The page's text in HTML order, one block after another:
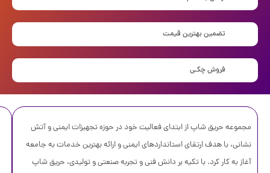
تضمین بهترین قیمت
فروش چکـی
مجموعه حریق شاپ از ابتدای فعالیت خود در حوزه تجهیزات ایمنی و آتش
نشانی، با هدف ارتقای استانداردهای ایمنی و ارائه بهترین خدمات به جامعه
آغاز به کار کرد. با تکیه بر دانش فنی و تجربه صنعتی و تولیدی، حریق شاپ